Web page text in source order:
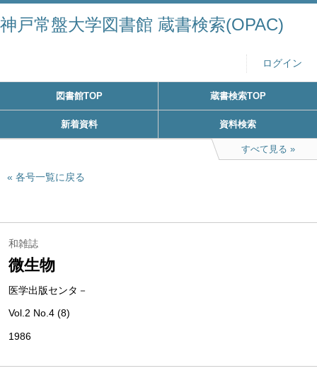
神戸常盤大学図書館 蔵書検索(OPAC)
ログイン
図書館TOP 蔵書検索TOP
新着資料 資料検索
すべて見る
各号一覧に戻る
和雑誌
微生物
医学出版センタ－
Vol.2 No.4 (8)
1986